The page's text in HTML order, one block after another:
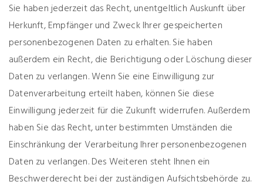
Sie haben jederzeit das Recht, unentgeltlich Auskunft über
Herkunft, Empfänger und Zweck Ihrer gespeicherten
personenbezogenen Daten zu erhalten. Sie haben
außerdem ein Recht, die Berichtigung oder Löschung dieser
Daten zu verlangen. Wenn Sie eine Einwilligung zur
Datenverarbeitung erteilt haben, können Sie diese
Einwilligung jederzeit für die Zukunft widerrufen. Außerdem
haben Sie das Recht, unter bestimmten Umständen die
Einschränkung der Verarbeitung Ihrer personenbezogenen
Daten zu verlangen. Des Weiteren steht Ihnen ein
Beschwerderecht bei der zuständigen Aufsichtsbehörde zu.